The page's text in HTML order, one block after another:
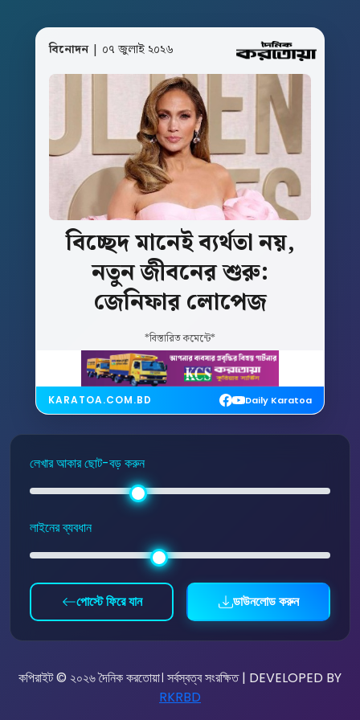
বিনোদন| ০৭ জুলাই ২০২৬
বিচ্ছেদমানেইব্যর্থতানয়,
নতুনজীবনেরশুরু:
জেনিফারলোপেজ
*বিস্তারিত কমেন্টে*
KARATOA.COM.BD Daily Karatoa
লেখার আকার ছোট-বড় করুন
লাইনের ব্যবধান
পোস্টে ফিরে যান ডাউনলোড করুন
কপিরাইট © ২০২৬ দৈনিক করতোয়া। সর্বস্বত্ব সংরক্ষিত | DEVELOPED BY
RKRBD